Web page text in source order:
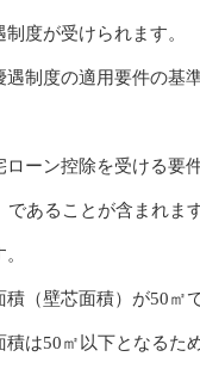
度が受けられます。
遇制度の適用要件の基
ローン控除を受ける要
であることが含まれま
積（壁芯面積）が50㎡
積は50㎡以下となるた